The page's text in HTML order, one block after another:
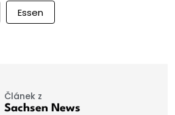
Essen
Článek z
Sachsen News